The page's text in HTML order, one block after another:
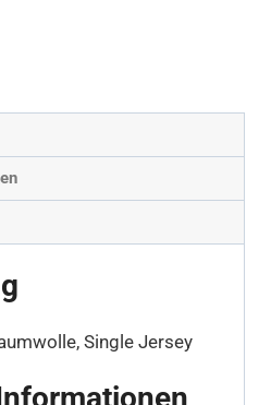
Single Jersey